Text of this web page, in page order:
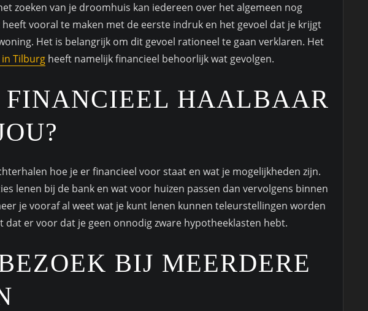
zoeken van je droomhuis kan iedereen over het algemeen nog
vooral te maken met de eerste indruk en het gevoel dat je krijgt
Het is belangrijk om dit gevoel rationeel te gaan verklaren. Het
Tilburg heeft namelijk financieel behoorlijk wat gevolgen.
FINANCIEEL HAALBAAR
hoe je er financieel voor staat en wat je mogelijkheden zijn.
lenen bij de bank en wat voor huizen passen dan vervolgens binnen
je vooraf al weet wat je kunt lenen kunnen teleurstellingen worden
dat er voor dat je geen onnodig zware hypotheeklasten hebt.
BIJ MEERDERE